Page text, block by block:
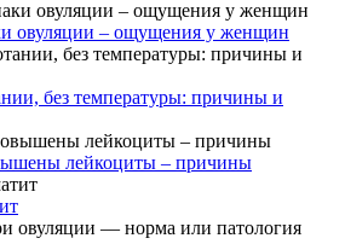
овуляции – ощущения у женщин
без температуры: причины и
лейкоциты – причины